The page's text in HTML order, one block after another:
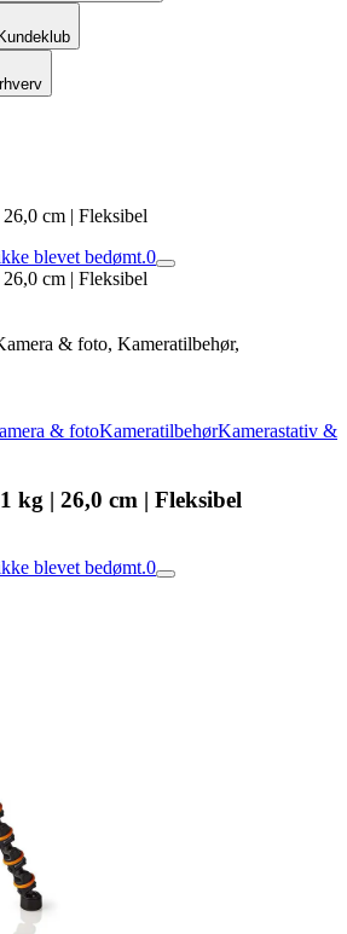
cm | Fleksibel
blevet bedømt.0
cm | Fleksibel
& foto, Kameratilbehør,
& fotoKameratilbehørKamerastativ &
kg | 26,0 cm | Fleksibel
blevet bedømt.0